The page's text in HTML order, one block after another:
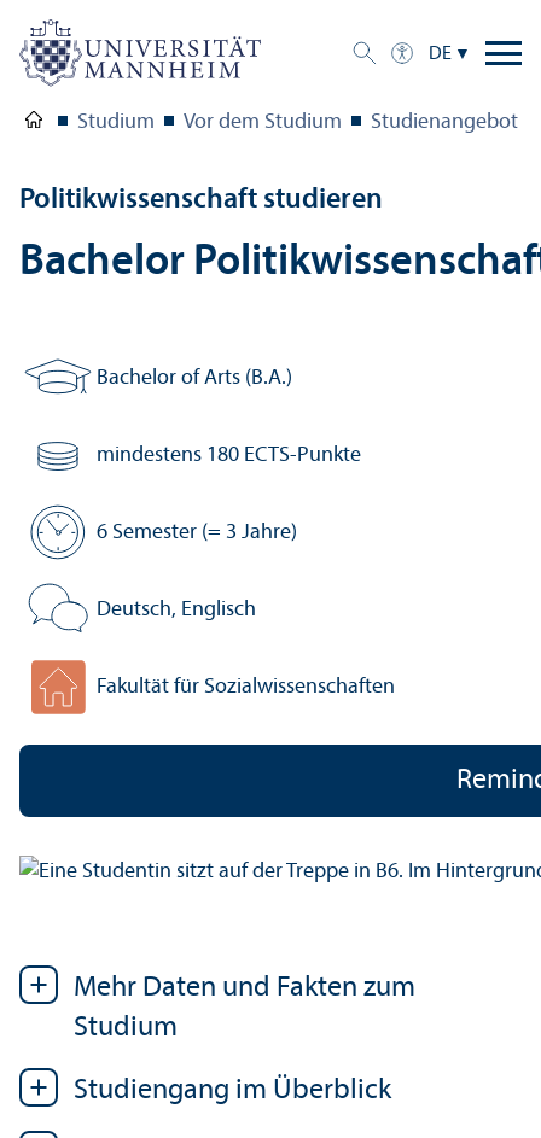
DE
Studium Vor dem Studium Studien­angebot
Politik­wissenschaft studieren
Bachelor
Abschluss:
Bachelor of Arts (B.A.)
Anzahl Credits:
mindestens 180 ECTS-Punkte
Regel­studien­zeit:
6 Semester (= 3 Jahre)
Veranstaltungs­sprache:
Deutsch, Englisch
Fakultät:
Fakultät für Sozial­wissenschaften
Mehr Daten und Fakten zum
Studium
Studien­gang im Über­blick